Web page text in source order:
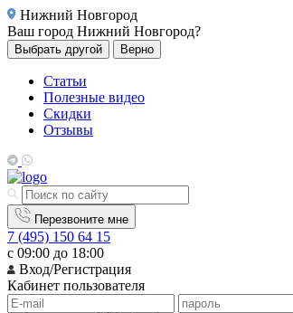
Нижний Новгород
Ваш город Нижний Новгород?
Выбрать другой Верно
Статьи
Полезные видео
Скидки
Отзывы
Перезвоните мне
7 (495) 150 64 15
с 09:00 до 18:00
Вход/Регистрация
Кабинет пользователя